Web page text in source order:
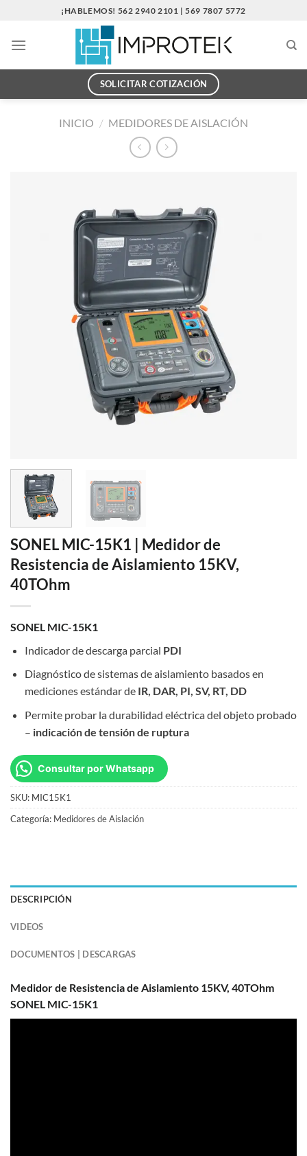
contenido
¡HABLEMOS! 562 2940 2101 | 569 7807 5772
SOLICITAR COTIZACIÓN
INICIO / MEDIDORES DE AISLACIÓN
SONEL MIC-15K1 | Medidor de
Resistencia de Aislamiento 15KV,
40TOhm
SONEL MIC-15K1
Indicador de descarga parcial PDI
Diagnóstico de sistemas de aislamiento basados en
mediciones estándar de IR, DAR, PI, SV, RT, DD
Permite probar la durabilidad eléctrica del objeto probado
– indicación de tensión de ruptura
Consultar por Whatsapp
SKU: MIC15K1
Categoría: Medidores de Aislación
DESCRIPCIÓN
VIDEOS
DOCUMENTOS | DESCARGAS
Medidor de Resistencia de Aislamiento 15KV, 40TOhm
SONEL MIC-15K1